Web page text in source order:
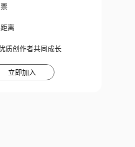
离
质创作者共同成长
立即加入